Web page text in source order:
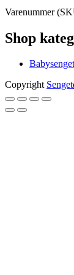
Varenummer
Shop
Copyright